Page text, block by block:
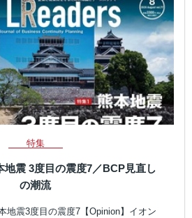
特集
震 3度目の震度7／BCP見直し
の潮流
地震3度目の震度7【Opinion】イオン